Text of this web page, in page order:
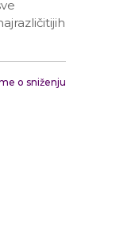
o sniženju
- Petak od
10:00 do 19:00
16:00 časova
Pišite nam